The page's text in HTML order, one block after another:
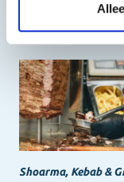
Halal
Shoarma, Kebab &